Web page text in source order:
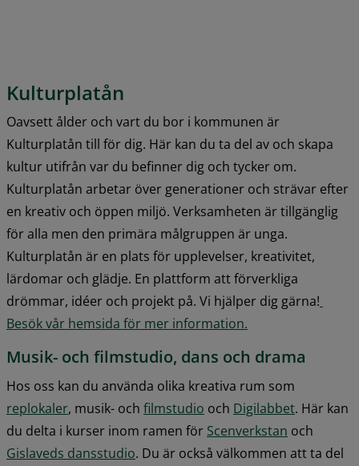
Kulturplatån
Oavsett ålder och vart du bor i kommunen är
Kulturplatån till för dig. Här kan du ta del av och skapa
kultur utifrån var du befinner dig och tycker om.
Kulturplatån arbetar över generationer och strävar efter
en kreativ och öppen miljö. Verksamheten är tillgänglig
för alla men den primära målgruppen är unga.
Kulturplatån är en plats för upplevelser, kreativitet,
lärdomar och glädje. En plattform att förverkliga
drömmar, idéer och projekt på. Vi hjälper dig gärna!
Besök vår hemsida för mer information.
Musik- och filmstudio, dans och drama
replokaler, musik- och filmstudio och Digilabbet. Här kan
du delta i kurser inom ramen för Scenverkstan
Gislaveds dansstudio. Du är också välkommen att ta del